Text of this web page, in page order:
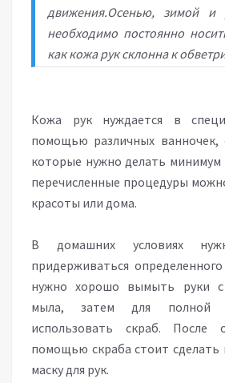
движения.Осенью, зимой и
необходимо постоянно
как кожа рук склонна к
Кожа рук нуждается в
помощью различных ванночек,
которые нужно делать минимум
перечисленные процедуры
красоты или дома.
В домашних условиях
придерживаться
нужно хорошо вымыть руки с
мыла, затем для полной
использовать скраб. После
помощью скраба стоит сделать
маску для рук.